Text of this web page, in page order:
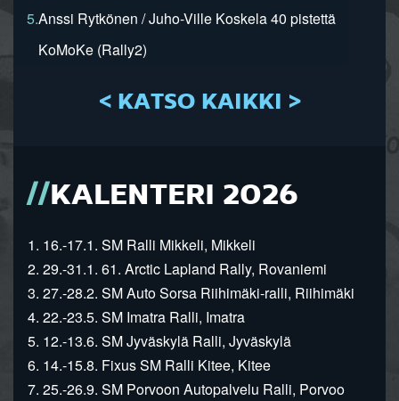
5.Anssi Rytkönen / Juho-Ville Koskela 40 pistettä
KoMoKe (Rally2)
< KATSO KAIKKI >
KALENTERI 2026
1. 16.-17.1. SM Ralli Mikkeli, Mikkeli
2. 29.-31.1. 61. Arctic Lapland Rally, Rovaniemi
3. 27.-28.2. SM Auto Sorsa Riihimäki-ralli, Riihimäki
4. 22.-23.5. SM Imatra Ralli, Imatra
5. 12.-13.6. SM Jyväskylä Ralli, Jyväskylä
6. 14.-15.8. Fixus SM Ralli Kitee, Kitee
7. 25.-26.9. SM Porvoon Autopalvelu Ralli, Porvoo